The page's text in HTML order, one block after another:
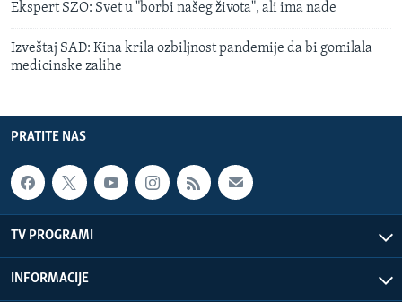
Ekspert SZO: Svet u "borbi našeg života", ali ima nade
Izveštaj SAD: Kina krila ozbiljnost pandemije da bi gomilala
medicinske zalihe
PRATITE NAS
TV PROGRAMI
INFORMACIJE